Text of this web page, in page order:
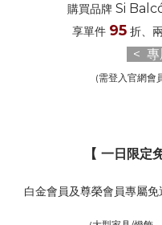
購買品牌Si
享單件 95 折、
< 專
(需登入官網會
【 一日限
白金會員及尊榮會員專屬免